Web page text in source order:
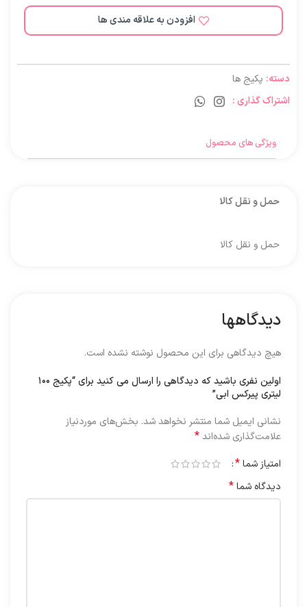
افزودن به علاقه مندی ها
دسته: پکیج ها
اشتراک گذاری :
ویژگی های محصول
حمل و نقل کالا
حمل و نقل کالا
دیدگاهها
هیچ دیدگاهی برای این محصول نوشته نشده است.
اولین نفری باشید که دیدگاهی را ارسال می کنید برای “پکیج ۱۰۰
لیتری پیرکس ابی”
نشانی ایمیل شما منتشر نخواهد شد. بخش‌های موردنیاز
علامت‌گذاری شده‌اند*
امتیاز شما*
دیدگاه شما*